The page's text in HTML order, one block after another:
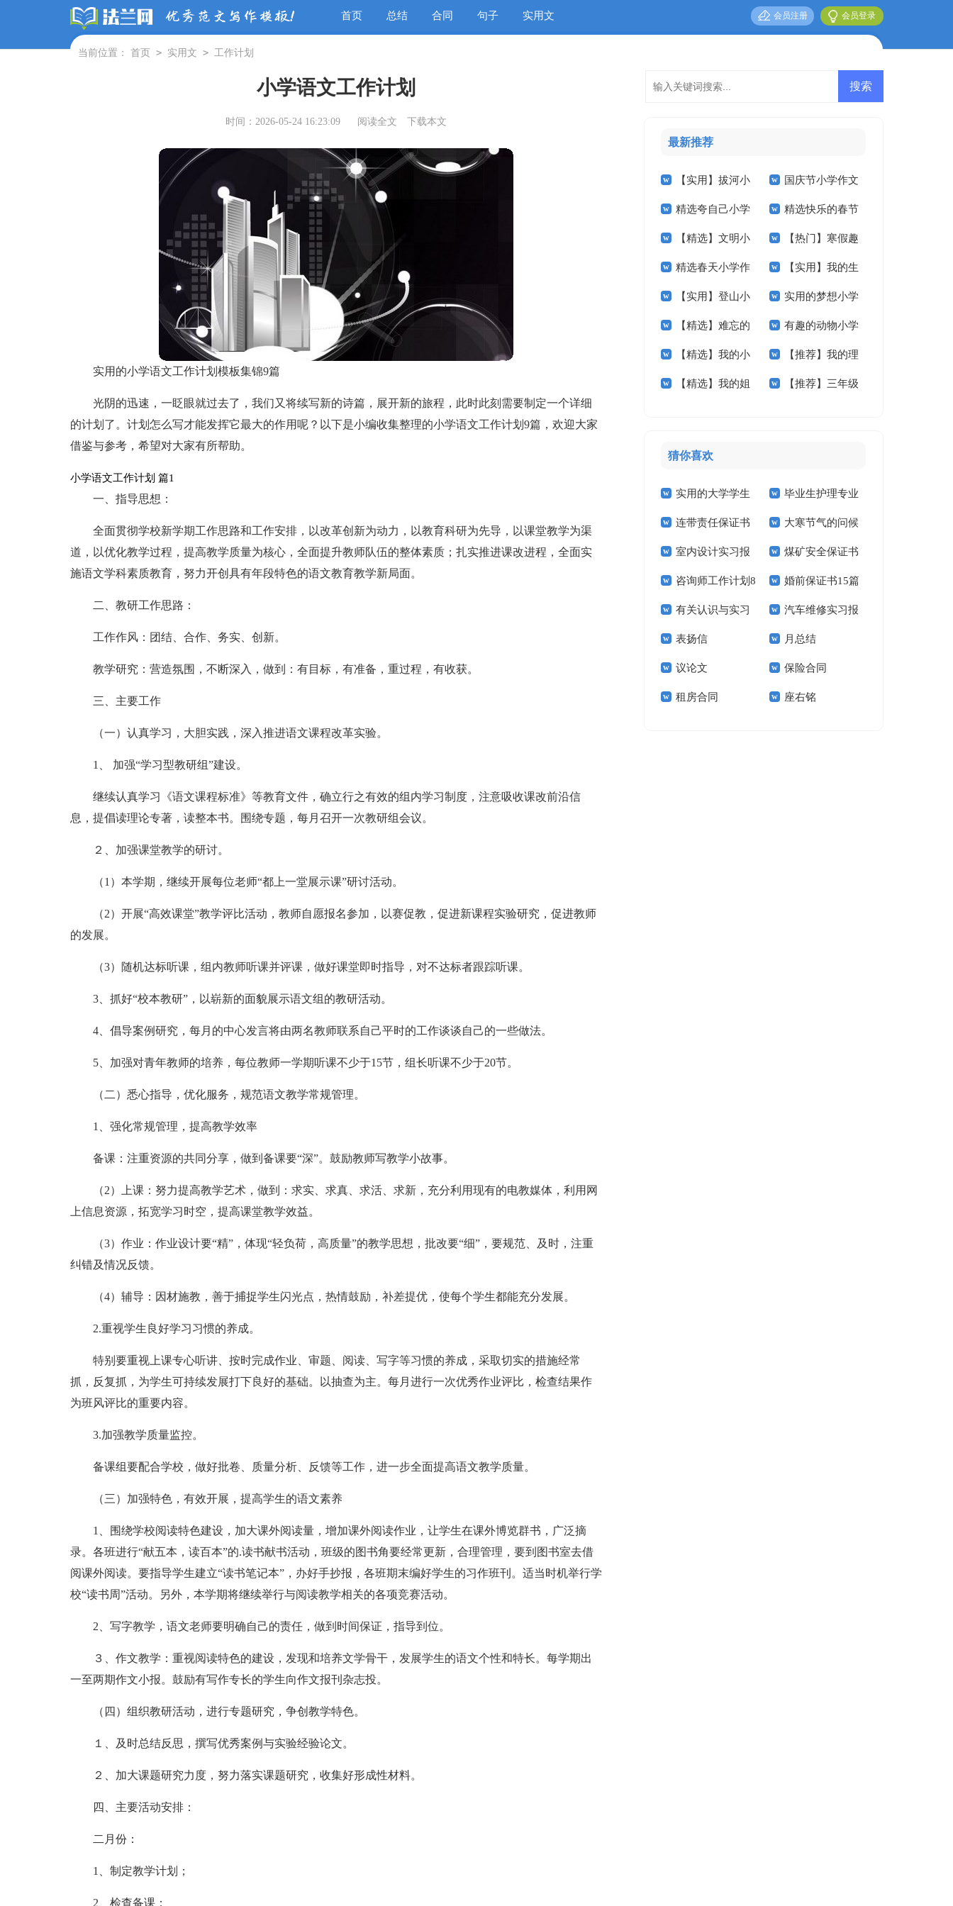
首页 总结 合同 句子 实用文 会员登录
会员注册
当前位置： 首页 > 实用文 > 工作计划
小学语文工作计划
时间：2026-05-24 16:23:09 阅读全文 下载本文
实用的小学语文工作计划模板集锦9篇
光阴的迅速，一眨眼就过去了，我们又将续写新的诗篇，展开新的旅程，此时此刻需要制定一个详细
的计划了。计划怎么写才能发挥它最大的作用呢？以下是小编收集整理的小学语文工作计划9篇，欢迎大家
借鉴与参考，希望对大家有所帮助。
小学语文工作计划 篇1
一、指导思想：
全面贯彻学校新学期工作思路和工作安排，以改革创新为动力，以教育科研为先导，以课堂教学为渠
道，以优化教学过程，提高教学质量为核心，全面提升教师队伍的整体素质；扎实推进课改进程，全面实
施语文学科素质教育，努力开创具有年段特色的语文教育教学新局面。
二、教研工作思路：
工作作风：团结、合作、务实、创新。
教学研究：营造氛围，不断深入，做到：有目标，有准备，重过程，有收获。
三、主要工作
（一）认真学习，大胆实践，深入推进语文课程改革实验。
1、 加强“学习型教研组”建设。
继续认真学习《语文课程标准》等教育文件，确立行之有效的组内学习制度，注意吸收课改前沿信
息，提倡读理论专著，读整本书。围绕专题，每月召开一次教研组会议。
２、加强课堂教学的研讨。
（1）本学期，继续开展每位老师“都上一堂展示课”研讨活动。
（2）开展“高效课堂”教学评比活动，教师自愿报名参加，以赛促教，促进新课程实验研究，促进教师
的发展。
（3）随机达标听课，组内教师听课并评课，做好课堂即时指导，对不达标者跟踪听课。
3、抓好“校本教研”，以崭新的面貌展示语文组的教研活动。
4、倡导案例研究，每月的中心发言将由两名教师联系自己平时的工作谈谈自己的一些做法。
5、加强对青年教师的培养，每位教师一学期听课不少于15节，组长听课不少于20节。
（二）悉心指导，优化服务，规范语文教学常规管理。
1、强化常规管理，提高教学效率
备课：注重资源的共同分享，做到备课要“深”。鼓励教师写教学小故事。
（2）上课：努力提高教学艺术，做到：求实、求真、求活、求新，充分利用现有的电教媒体，利用网
上信息资源，拓宽学习时空，提高课堂教学效益。
（3）作业：作业设计要“精”，体现“轻负荷，高质量”的教学思想，批改要“细”，要规范、及时，注重
纠错及情况反馈。
（4）辅导：因材施教，善于捕捉学生闪光点，热情鼓励，补差提优，使每个学生都能充分发展。
2.重视学生良好学习习惯的养成。
特别要重视上课专心听讲、按时完成作业、审题、阅读、写字等习惯的养成，采取切实的措施经常
抓，反复抓，为学生可持续发展打下良好的基础。以抽查为主。每月进行一次优秀作业评比，检查结果作
为班风评比的重要内容。
3.加强教学质量监控。
备课组要配合学校，做好批卷、质量分析、反馈等工作，进一步全面提高语文教学质量。
（三）加强特色，有效开展，提高学生的语文素养
1、围绕学校阅读特色建设，加大课外阅读量，增加课外阅读作业，让学生在课外博览群书，广泛摘
录。各班进行“献五本，读百本”的.读书献书活动，班级的图书角要经常更新，合理管理，要到图书室去借
阅课外阅读。要指导学生建立“读书笔记本”，办好手抄报，各班期末编好学生的习作班刊。适当时机举行学
校“读书周”活动。另外，本学期将继续举行与阅读教学相关的各项竞赛活动。
2、写字教学，语文老师要明确自己的责任，做到时间保证，指导到位。
３、作文教学：重视阅读特色的建设，发现和培养文学骨干，发展学生的语文个性和特长。每学期出
一至两期作文小报。鼓励有写作专长的学生向作文报刊杂志投。
（四）组织教研活动，进行专题研究，争创教学特色。
１、及时总结反思，撰写优秀案例与实验经验论文。
２、加大课题研究力度，努力落实课题研究，收集好形成性材料。
四、主要活动安排：
二月份：
1、制定教学计划；
2、检查备课；
最新推荐
【实用】拔河小
学作文锦集10篇
国庆节小学作文
五篇
精选夸自己小学
作文400字四篇
精选快乐的春节
小学作文汇总八篇
【精选】文明小
学作文300字7篇
【热门】寒假趣
事小学作文合集9篇
精选春天小学作
文400字九篇
【实用】我的生
活小学作文4篇
【实用】登山小
学作文锦集5篇
实用的梦想小学
作文400字四篇
【精选】难忘的
小学作文300字3篇
有趣的动物小学
作文汇总5篇
【精选】我的小
学作文300字三篇
【推荐】我的理
想小学作文6篇
【精选】我的姐 【推荐】三年级
猜你喜欢
实用的大学学生
实习报告范文锦集六
篇
毕业生护理专业
求职信精选15篇
连带责任保证书 大寒节气的问候
祝福语
室内设计实习报
告汇编15篇
煤矿安全保证书
(15篇)
咨询师工作计划8
篇
婚前保证书15篇
有关认识与实习
报告模板集锦十篇
汽车维修实习报
告(汇编15篇)
表扬信 月总结
议论文 保险合同
租房合同 座右铭